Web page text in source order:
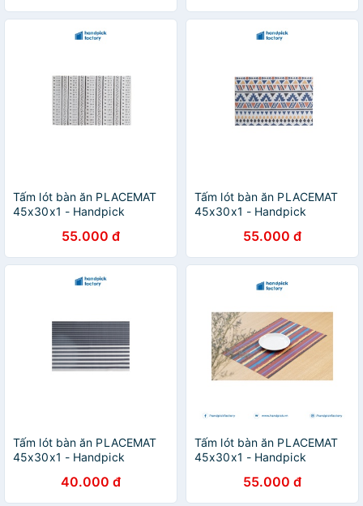
Tấm lót bàn ăn PLACEMAT
45x30x1 - Handpick
55.000 đ
Tấm lót bàn ăn PLACEMAT
45x30x1 - Handpick
55.000 đ
Tấm lót bàn ăn PLACEMAT
45x30x1 - Handpick
40.000 đ
Tấm lót bàn ăn PLACEMAT
45x30x1 - Handpick
55.000 đ